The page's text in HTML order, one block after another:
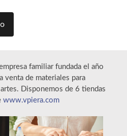
familiar fundada el año
venta de materiales para
Disponemos de 6 tiendas
www.vpiera.com